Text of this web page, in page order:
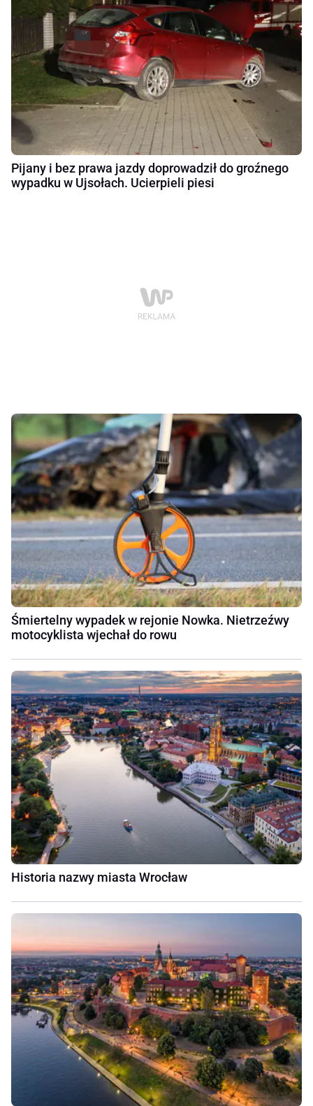
Pijany i bez prawa jazdy doprowadził do groźnego
wypadku w Ujsołach. Ucierpieli piesi
Śmiertelny wypadek w rejonie Nowka. Nietrzeźwy
motocyklista wjechał do rowu
Historia nazwy miasta Wrocław